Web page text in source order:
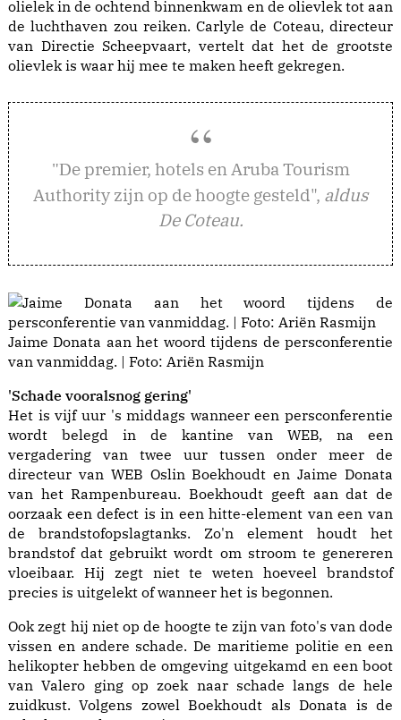
olielek in de ochtend binnenkwam en de olievlek tot aan
de luchthaven zou reiken. Carlyle de Coteau, directeur
van Directie Scheepvaart, vertelt dat het de grootste
olievlek is waar hij mee te maken heeft gekregen.
"De premier, hotels en Aruba Tourism
Authority zijn op de hoogte gesteld", aldus
De Coteau.
Jaime Donata aan het woord tijdens de persconferentie
van vanmiddag. | Foto: Ariën Rasmijn
'Schade vooralsnog gering'
Het is vijf uur 's middags wanneer een persconferentie
wordt belegd in de kantine van WEB, na een
vergadering van twee uur tussen onder meer de
directeur van WEB Oslin Boekhoudt en Jaime Donata
van het Rampenbureau. Boekhoudt geeft aan dat de
oorzaak een defect is in een hitte-element van een van
de brandstofopslagtanks. Zo'n element houdt het
brandstof dat gebruikt wordt om stroom te genereren
vloeibaar. Hij zegt niet te weten hoeveel brandstof
precies is uitgelekt of wanneer het is begonnen.
Ook zegt hij niet op de hoogte te zijn van foto's van dode
vissen en andere schade. De maritieme politie en een
helikopter hebben de omgeving uitgekamd en een boot
van Valero ging op zoek naar schade langs de hele
zuidkust. Volgens zowel Boekhoudt als Donata is de